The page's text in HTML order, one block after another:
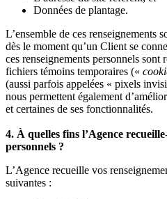
Données de plantage.
L’ensemble de ces renseignements
dès le moment qu’un Client se
ces renseignements personnels
fichiers témoins temporaires («
(aussi parfois appelées « pixels
nous permettent également
et certaines de ses fonctionnalités.
4. À quelles fins l’Agence
personnels ?
L’Agence recueille vos
suivantes :